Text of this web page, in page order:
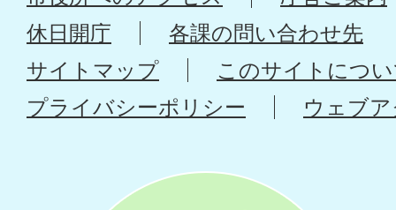
休日開庁
各課の問い合わせ先
サイトマップ
このサイトにつ
プライバシーポリシー
ウェブ